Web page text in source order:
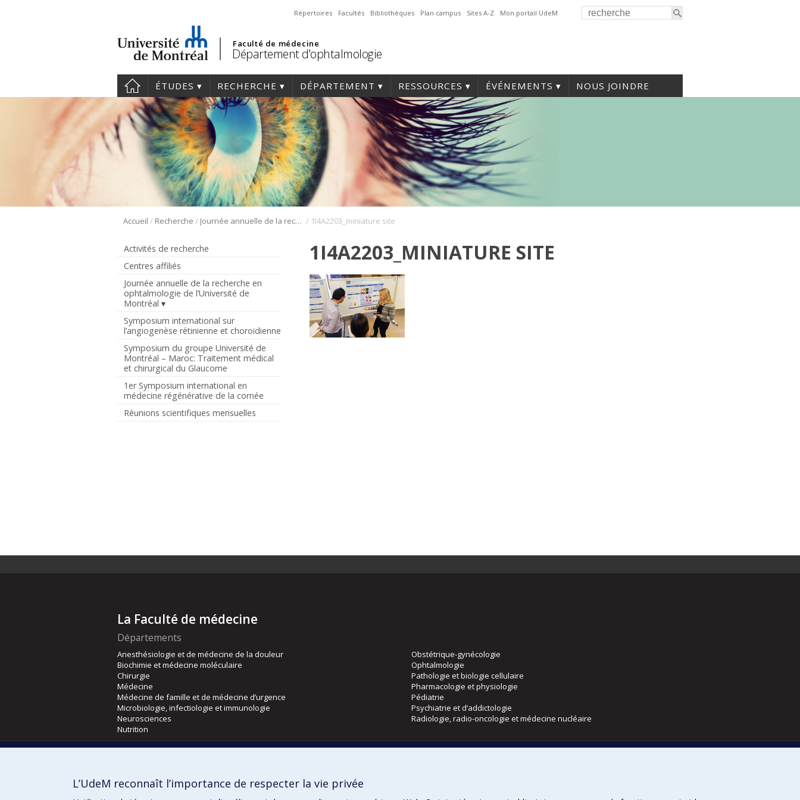
Répertoires Facultés Bibliothèques Plan campus Sites A-Z Mon portail UdeM
Faculté de médecine
Département d'ophtalmologie
ÉTUDES RECHERCHE DÉPARTEMENT RESSOURCES ÉVÉNEMENTS NOUS JOINDRE
Accueil / Recherche / Journée annuelle de la recherche en ophtalmologie de l’Université de Montréal / 1I4A2203_miniature site
Activités de recherche
Centres affiliés
Journée annuelle de la recherche en
ophtalmologie de l’Université de
Montréal
Symposium international sur
l’angiogenèse rétinienne et choroïdienne
Symposium du groupe Université de
Montréal – Maroc: Traitement médical
et chirurgical du Glaucome
1er Symposium international en
médecine régénérative de la cornée
Réunions scientifiques mensuelles
1I4A2203_MINIATURE SITE
La Faculté de médecine
Départements
Anesthésiologie et de médecine de la douleur
Biochimie et médecine moléculaire
Chirurgie
Médecine
Médecine de famille et de médecine d’urgence
Microbiologie, infectiologie et immunologie
Neurosciences
Nutrition
Obstétrique-gynécologie
Ophtalmologie
Pathologie et biologie cellulaire
Pharmacologie et physiologie
Pédiatrie
Psychiatrie et d’addictologie
Radiologie, radio-oncologie et médecine nucléaire
Orthophonie et audiologie
L’UdeM reconnaît l’importance de respecter la vie privée